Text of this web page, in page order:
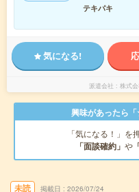
テキパキ
気になる!
派遣会社 株式
興味があったら
「気になる！」を
「面談確約」 や
未読 掲載日 2026/07/24